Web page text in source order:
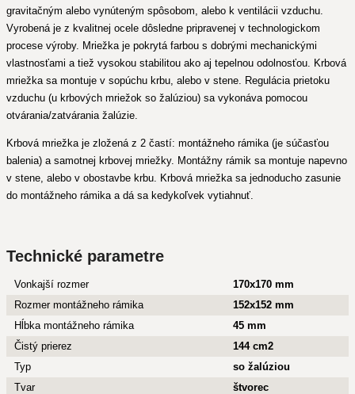
gravitačným alebo vynúteným spôsobom, alebo k ventilácii vzduchu.
Vyrobená je z kvalitnej ocele dôsledne pripravenej v technologickom
procese výroby. Mriežka je pokrytá farbou s dobrými mechanickými
vlastnosťami a tiež vysokou stabilitou ako aj tepelnou odolnosťou. Krbová
mriežka sa montuje v sopúchu krbu, alebo v stene. Regulácia prietoku
vzduchu (u krbových mriežok so žalúziou) sa vykonáva pomocou
otvárania/zatvárania žalúzie.
Krbová mriežka je zložená z 2 častí: montážneho rámika (je súčasťou
balenia) a samotnej krbovej mriežky. Montážny rámik sa montuje napevno
v stene, alebo v obostavbe krbu. Krbová mriežka sa jednoducho zasunie
do montážneho rámika a dá sa kedykoľvek vytiahnuť.
Technické parametre
Vonkajší rozmer
170x170 mm
Rozmer montážneho rámika
152x152 mm
Hĺbka montážneho rámika
45 mm
Čistý prierez
144 cm2
Typ
so žalúziou
Tvar
štvorec